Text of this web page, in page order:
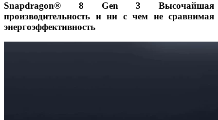
Snapdragon® 8 Gen 3 Высочайшая
производительность и ни с чем не сравнимая
энергоэффективность